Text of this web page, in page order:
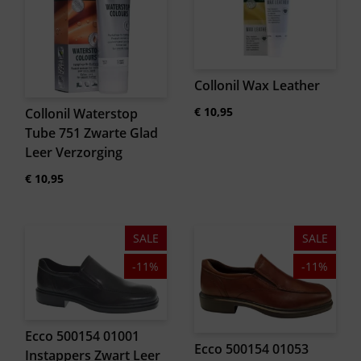
Collonil Waterstop
Tube 751 Zwarte Glad
Leer Verzorging
€ 10,95
Collonil Wax Leather
€10,95
SALE
-11%
Ecco 500154 01001
Instappers Zwart Leer
SALE
-11%
Ecco 500154 01053